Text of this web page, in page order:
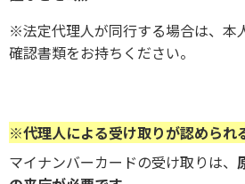
※法定代理人が同行する場合は、本
確認書類をお持ちください。
※代理人による受け取りが認められ
マイナンバーカードの受け取りは、